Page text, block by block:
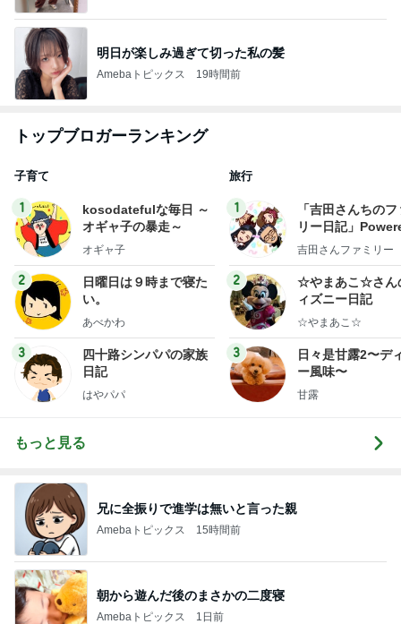
明日が楽しみ過ぎて切った私の髪
Amebaトピックス 19時間前
トップブロガーランキング
子育て
1
kosodatefulな毎日 ～
オギャ子の暴走～
オギャ子
2
日曜日は９時まで寝た
い。
あべかわ
3
四十路シンパパの家族
日記
はやパパ
旅行
1
「吉田さんちの
リー日記」
y Ameba 吉田さ
ログ
吉田さんファミリー
2
☆やまあこ☆さん
ィズニー日記
☆やまあこ☆
3
日々是甘露2〜デ
ー風味〜
甘露
もっと見る
兄に全振りで進学は無いと言った親
Amebaトピックス 15時間前
朝から遊んだ後のまさかの二度寝
Amebaトピックス 1日前